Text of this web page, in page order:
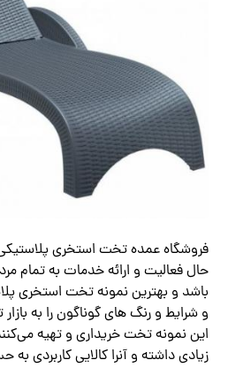
فروشگاه عمده تخت استخری پلاستیکی
حال فعالیت و ارائه خدمات به تمام
باشد و بهترین نمونه تخت استخری
و شرایط و رنگ های گوناگون را به بازار
این نمونه تخت خریداری و تهیه
زیادی داشته و آنرا کالایی کاربردی